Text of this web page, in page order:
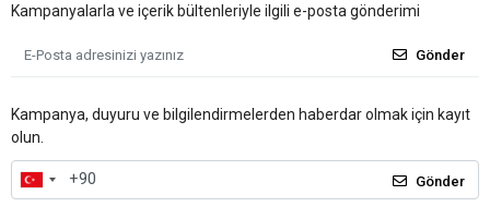
Kampanyalarla ve içerik bültenleriyle ilgili e-posta gönderimi
Gönder
Kampanya, duyuru ve bilgilendirmelerden haberdar olmak için kayıt
olun.
Gönder